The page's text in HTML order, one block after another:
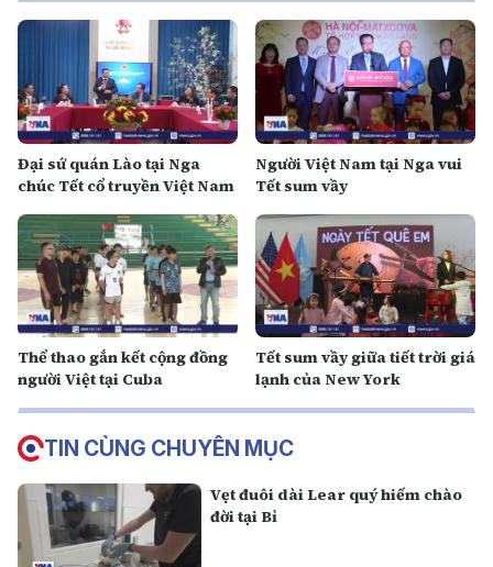
Đại sứ quán Lào tại Nga
chúc Tết cổ truyền Việt Nam
Người Việt Nam tại Nga vui
Tết sum vầy
Thể thao gắn kết cộng đồng
người Việt tại Cuba
Tết sum vầy giữa tiết trời giá
lạnh của New York
TIN CÙNG CHUYÊN MỤC
Vẹt đuôi dài Lear quý hiếm chào
đời tại Bỉ